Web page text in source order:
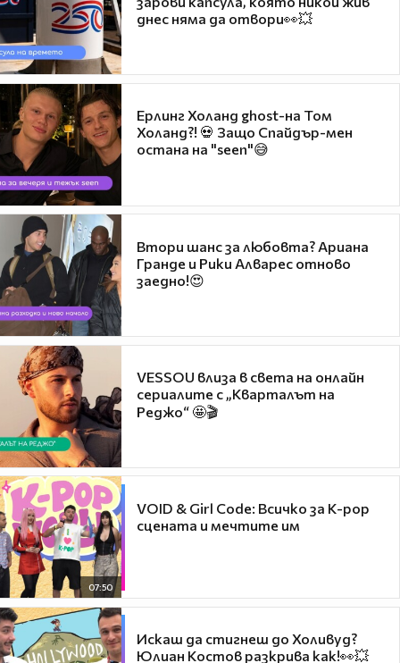
днес няма да отвори👀💥
Ерлинг Холанд ghost-на Том
Холанд?! 💀 Защо Спайдър-мен
остана на "seen"😅
Втори шанс за любовта? Ариана
Гранде и Рики Алварес отново
заедно!😍
VESSOU влиза в света на онлайн
сериалите с „Кварталът на
Реджо“ 🤩🎬
07:50
VOID & Girl Code: Всичко за K-pop
сцената и мечтите им
Искаш да стигнеш до Холивуд?
Юлиан Костов разкрива как!👀💥